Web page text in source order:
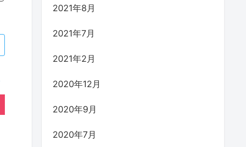
2021年8月
2021年7月
2021年2月
2020年12月
2020年9月
2020年7月